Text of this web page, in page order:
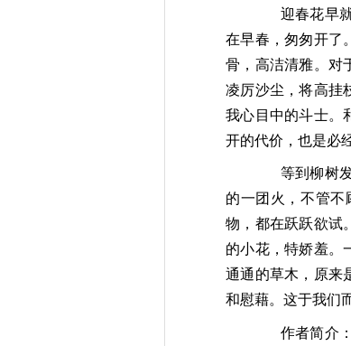
迎春花早
在早春，匆匆开了
骨，高洁清雅。对
凌厉沙尘，将高挂
我心目中的斗士。
开的代价，也是必
等到柳树
的一团火，不管不
物， 都在跃跃欲试
的小花，特娇羞。
通通 的草木，原来
和慰藉。这于我们
作者简介